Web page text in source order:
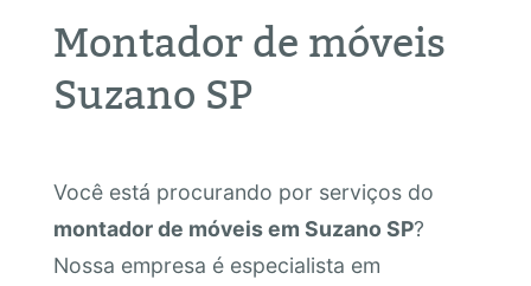
Montador de móveis
Suzano SP
Você está procurando por serviços do
montador de móveis em Suzano SP?
Nossa empresa é especialista em